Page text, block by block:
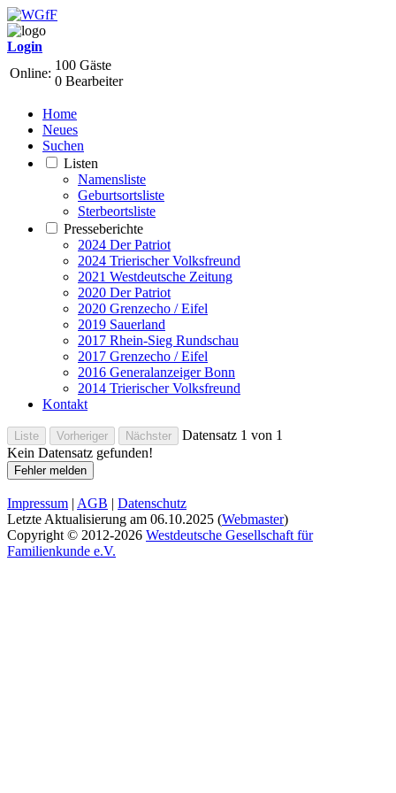
Login
Online:
100 Gäste
0 Bearbeiter
Home
Neues
Suchen
Listen
Namensliste
Geburtsortsliste
Sterbeortsliste
Presseberichte
2024 Der Patriot
2024 Trierischer Volksfreund
2021 Westdeutsche Zeitung
2020 Der Patriot
2020 Grenzecho / Eifel
2019 Sauerland
2017 Rhein-Sieg Rundschau
2017 Grenzecho / Eifel
2016 Generalanzeiger Bonn
2014 Trierischer Volksfreund
Kontakt
Datensatz 1 von 1
Kein Datensatz gefunden!
Impressum | AGB | Datenschutz
Letzte Aktualisierung am 06.10.2025 (Webmaster)
Copyright © 2012-2026 Westdeutsche Gesellschaft für
Familienkunde e.V.